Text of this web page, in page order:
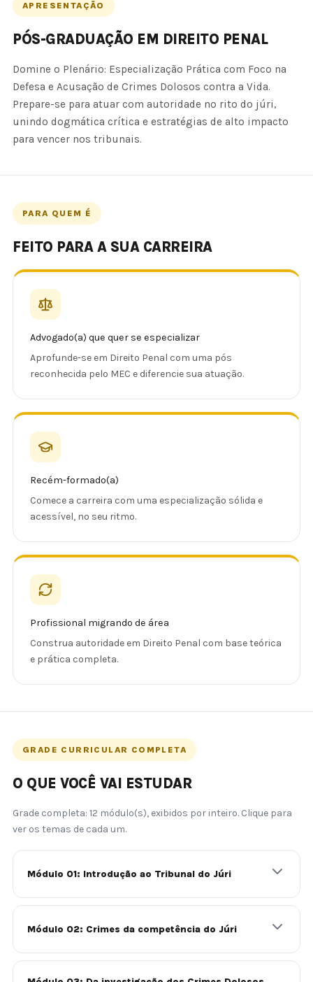
APRESENTAÇÃO
PÓS-GRADUAÇÃO EM DIREITO PENAL
Domine o Plenário: Especialização Prática com Foco na
Defesa e Acusação de Crimes Dolosos contra a Vida.
Prepare-se para atuar com autoridade no rito do júri,
unindo dogmática crítica e estratégias de alto impacto
para vencer nos tribunais.
PARA QUEM É
FEITO PARA A SUA CARREIRA
Advogado(a) que quer se especializar
Aprofunde-se em Direito Penal com uma pós
reconhecida pelo MEC e diferencie sua atuação.
Recém-formado(a)
Comece a carreira com uma especialização sólida e
acessível, no seu ritmo.
Profissional migrando de área
Construa autoridade em Direito Penal com base teórica
e prática completa.
GRADE CURRICULAR COMPLETA
O QUE VOCÊ VAI ESTUDAR
Grade completa: 12 módulo(s), exibidos por inteiro. Clique para
ver os temas de cada um.
Módulo 01: Introdução ao Tribunal do Júri
Módulo 02: Crimes da competência do Júri